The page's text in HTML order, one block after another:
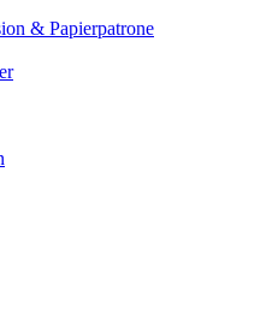
& Papierpatrone